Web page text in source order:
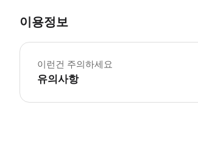
이용정보
이런건 주의하세요
유의사항